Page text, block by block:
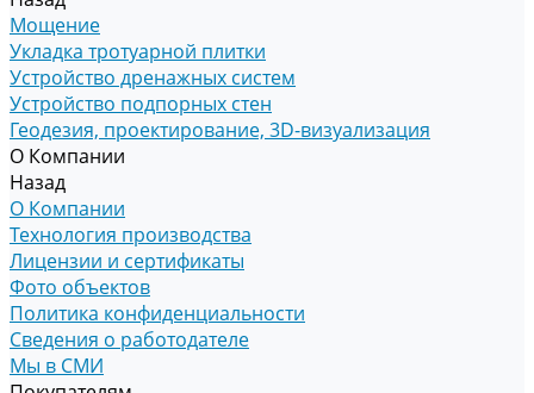
Мощение
Укладка тротуарной плитки
Устройство дренажных систем
Устройство подпорных стен
Геодезия, проектирование, 3D-визуализация
О Компании
Назад
О Компании
Технология производства
Лицензии и сертификаты
Фото объектов
Политика конфиденциальности
Сведения о работодателе
Мы в СМИ